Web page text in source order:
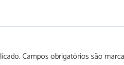
Campos obrigatórios são